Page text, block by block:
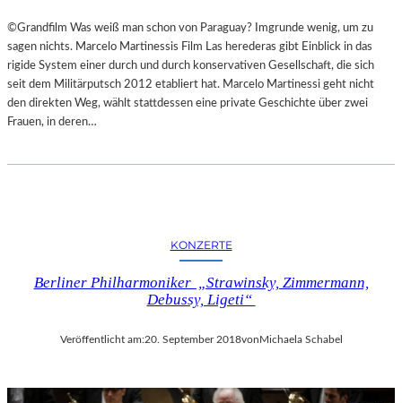
©Grandfilm Was weiß man schon von Paraguay? Imgrunde wenig, um zu
sagen nichts. Marcelo Martinessis Film Las herederas gibt Einblick in das
rigide System einer durch und durch konservativen Gesellschaft, die sich
seit dem Militärputsch 2012 etabliert hat. Marcelo Martinessi geht nicht
den direkten Weg, wählt stattdessen eine private Geschichte über zwei
Frauen, in deren…
KONZERTE
Berliner Philharmoniker „Strawinsky, Zimmermann,
Debussy, Ligeti“
Veröffentlicht am:20. September 2018vonMichaela Schabel